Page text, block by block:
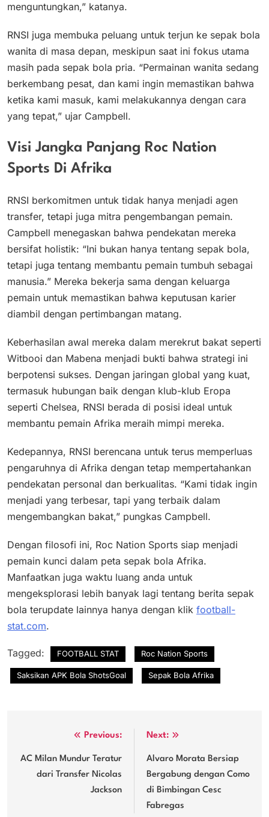
menguntungkan,” katanya.
RNSI juga membuka peluang untuk terjun ke sepak bola
wanita di masa depan, meskipun saat ini fokus utama
masih pada sepak bola pria. “Permainan wanita sedang
berkembang pesat, dan kami ingin memastikan bahwa
ketika kami masuk, kami melakukannya dengan cara
yang tepat,” ujar Campbell.
Visi Jangka Panjang Roc Nation
Sports Di Afrika
RNSI berkomitmen untuk tidak hanya menjadi agen
transfer, tetapi juga mitra pengembangan pemain.
Campbell menegaskan bahwa pendekatan mereka
bersifat holistik: “Ini bukan hanya tentang sepak bola,
tetapi juga tentang membantu pemain tumbuh sebagai
manusia.” Mereka bekerja sama dengan keluarga
pemain untuk memastikan bahwa keputusan karier
diambil dengan pertimbangan matang.
Keberhasilan awal mereka dalam merekrut bakat seperti
Witbooi dan Mabena menjadi bukti bahwa strategi ini
berpotensi sukses. Dengan jaringan global yang kuat,
termasuk hubungan baik dengan klub-klub Eropa
seperti Chelsea, RNSI berada di posisi ideal untuk
membantu pemain Afrika meraih mimpi mereka.
Kedepannya, RNSI berencana untuk terus memperluas
pengaruhnya di Afrika dengan tetap mempertahankan
pendekatan personal dan berkualitas. “Kami tidak ingin
menjadi yang terbesar, tapi yang terbaik dalam
mengembangkan bakat,” pungkas Campbell.
Dengan filosofi ini, Roc Nation Sports siap menjadi
pemain kunci dalam peta sepak bola Afrika.
Manfaatkan juga waktu luang anda untuk
mengeksplorasi lebih banyak lagi tentang berita sepak
bola terupdate lainnya hanya dengan klik football-
stat.com.
Tagged: FOOTBALL STAT Roc Nation Sports
Saksikan APK Bola ShotsGoal Sepak Bola Afrika
navigation
Previous:
AC Milan Mundur Teratur
dari Transfer Nicolas
Jackson
Next:
Alvaro Morata Bersiap
Bergabung dengan Como
di Bimbingan Cesc
Fabregas